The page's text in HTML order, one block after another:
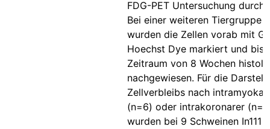
FDG-PET Untersuchung
Bei einer weiteren Tiergruppe
wurden die Zellen vorab mit
Hoechst Dye markiert und bis
Zeitraum von 8 Wochen
nachgewiesen. Für die
Zellverbleibs nach
(n=6) oder intrakoronarer
wurden bei 9 Schweinen In111